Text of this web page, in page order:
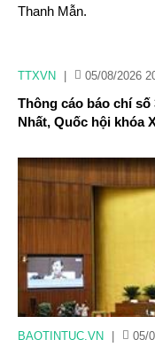
Thanh Mẫn.
TTXVN 05/08/2026
Thông cáo báo chí
Nhất, Quốc hội khóa
BAOTINTUC.VN 05/